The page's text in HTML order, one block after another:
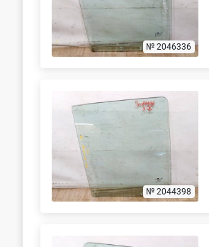
Mazda
Renault
Skoda
Toyota
№ 2046336
№ 2044398